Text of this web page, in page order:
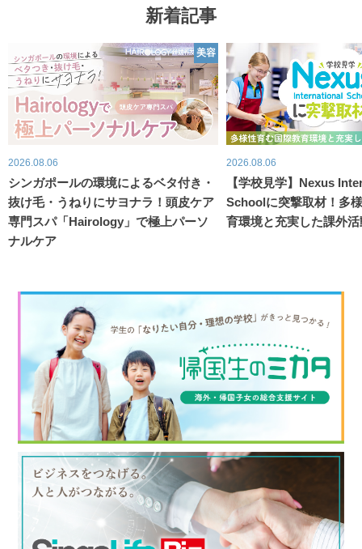
新着記事
美容
2026.08.06
シンガポールの環境によるベタ付き・
抜け毛・うねりにサヨナラ！頭皮ケア
専門スパ「Hairology」で極上パーソ
ナルケア
2026.08.06
【学校見学】Nexus
Schoolに突撃取材！多
育環境と充実した課外